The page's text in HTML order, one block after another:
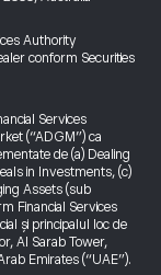
Authority
conform Securities
Services
(“ADGM”) ca
de (a) Dealing
in Investments, (c)
Assets (sub
Financial Services
și principalul loc de
Al Sarab Tower,
Emirates (“UAE”).